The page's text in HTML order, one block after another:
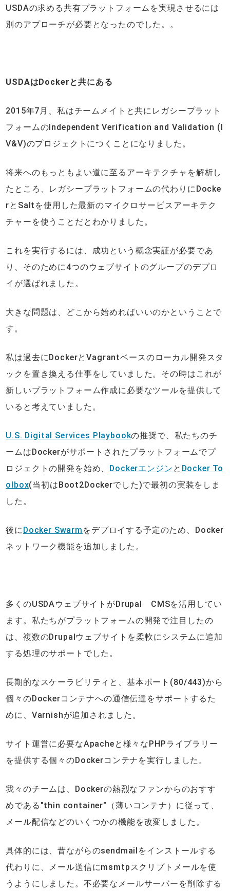
USDAの求める共有プラットフォームを実現させるには
別のアプローチが必要となったのでした。。
USDAはDockerと共にある
2015年7月、私はチームメイトと共にレガシープラット
フォームのIndependent Verification and Validation (I
V&V)のプロジェクトにつくことになりました。
将来へのもっともよい道に至るアーキテクチャを解析し
たところ、レガシープラットフォームの代わりにDocke
rとSaltを使用した最新のマイクロサービスアーキテク
チャーを使うことだとわかりました。
これを実行するには、成功という概念実証が必要であ
り、そのために4つのウェブサイトのグループのデプロ
イが選ばれました。
大きな問題は、どこから始めればいいのかということで
す。
私は過去にDockerとVagrantベースのローカル開発スタ
ックを置き換える仕事をしていました。その時はこれが
新しいプラットフォーム作成に必要なツールを提供して
いると考えていました。
U.S. Digital Services Playbookの推奨で、私たちのチ
ームはDockerがサポートされたプラットフォームでプ
ロジェクトの開発を始め、 Dockerエンジン と Docker To
olbox(当初はBoot2Dockerでした)で最初の実装をしま
した。
後にDocker Swarm をデプロイする予定のため、Docker
ネットワーク機能を追加しました。
多くのUSDAウェブサイトがDrupal CMSを活用してい
ます。私たちがプラットフォームの開発で注目したの
は、複数のDrupalウェブサイトを柔軟にシステムに追加
する処理のサポートでした。
長期的なスケーラビリティと、基本ポート(80/443)から
個々のDockerコンテナへの通信伝達をサポートするた
めに、Varnishが追加されました。
サイト運営に必要なApacheと様々なPHPライブラリー
を提供する個々のDockerコンテナを実行しました。
我々のチームは、Dockerの熱烈なファンからのおすす
めである"thin container"（薄いコンテナ）に従って、
メール配信などのいくつかの機能を改変しました。
具体的には、昔ながらのsendmailをインストールする
代わりに、メール送信にmsmtpスクリプトメールを使
うようにしました。不必要なメールサーバーを削除する